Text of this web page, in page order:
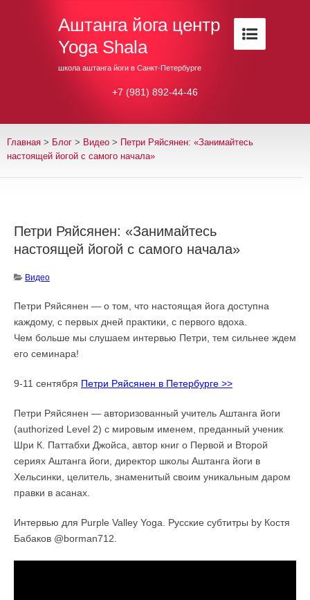
Аштанга йога центр
Yoga Shala
школа аштанга йоги в Санкт-Петербурге
+7 (981) 892-44-46
Главная > Блог > Видео >
Петри Ряйсянен: «Занимайтесь
настоящей йогой с самого начала»
Петри Ряйсянен: «Занимайтесь
настоящей йогой с самого начала»
Видео
Петри Ряйсянен — о том, что настоящая йога доступна
каждому, с первых дней практики, с первого вдоха.
Чем больше мы слушаем интервью Петри, тем сильнее ждем
его семинара!
9-11 сентября Петри Ряйсянен в Петербурге >>
Петри Ряйсянен — авторизованный учитель Аштанга йоги
(authorized Level 2) с мировым именем, преданный ученик
Шри К. Паттабхи Джойса, автор книг о Первой и Второй
сериях Аштанга йоги, директор школы Аштанга йоги в
Хельсинки, целитель, знаменитый своим уникальным даром
правки в асанах.
Интервью для Purple Valley Yoga. Русские субтитры by Костя
Бабаков @borman712.